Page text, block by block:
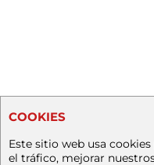
COOKIES
Este sitio web usa
el tráfico, mejorar